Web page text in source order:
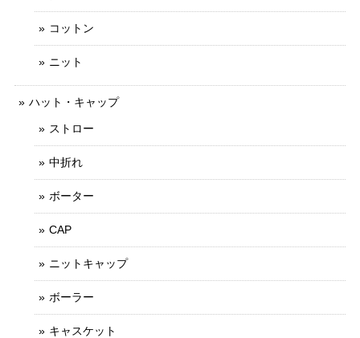
コットン
ニット
ハット・キャップ
ストロー
中折れ
ボーター
CAP
ニットキャップ
ボーラー
キャスケット